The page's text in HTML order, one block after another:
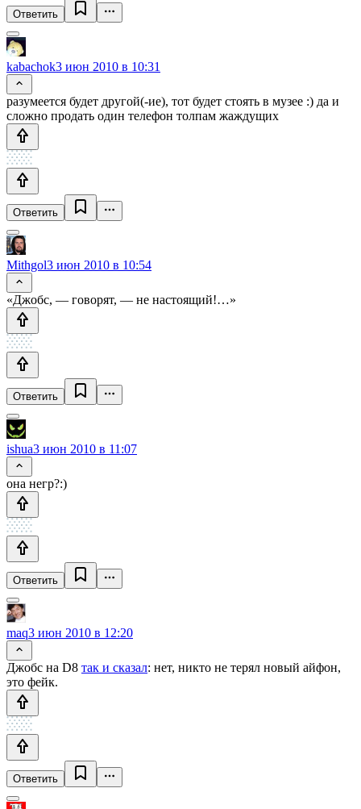
Ответить
kabachok3 июн 2010 в 10:31
разумеется будет другой(-ие), тот будет стоять в музее :) да и
сложно продать один телефон толпам жаждущих
Ответить
Mithgol3 июн 2010 в 10:54
«Джобс, — говорят, — не настоящий!…»
Ответить
ishua3 июн 2010 в 11:07
она негр?:)
Ответить
maq3 июн 2010 в 12:20
Джобс на D8 так и сказал: нет, никто не терял новый айфон,
это фейк.
Ответить